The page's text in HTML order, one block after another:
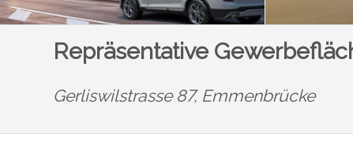
Repräsentative
Gerliswilstrasse 87, Emmenbrücke